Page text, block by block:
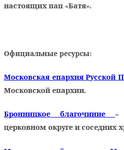
настоящих пап «Батя».
Официальные ресурсы:
Московская епархия Русской
Московской епархии.
Бронницкое благочиние –
церковном округе и соседних